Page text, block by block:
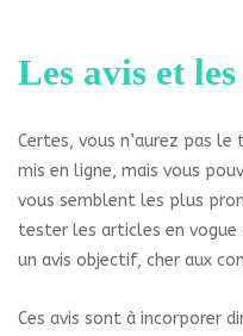
Les avis et
Certes, vous n’aurez pas le
mis en ligne, mais vous
vous semblent les plus
tester les articles en
un avis objectif, cher aux
Ces avis sont à incorporer